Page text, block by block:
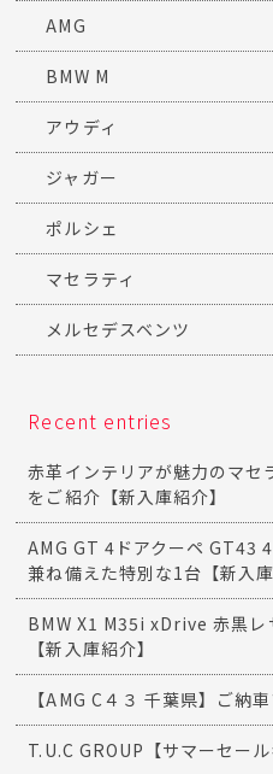
AMG
BMW M
アウディ
ジャガー
ポルシェ
マセラティ
メルセデスベンツ
Recent entries
赤革インテリアが魅力のマセ
をご紹介【新入庫紹介】
AMG GT 4ドアクーペ GT43
兼ね備えた特別な1台【新入庫
BMW X1 M35i xDrive 赤黒レ
【新入庫紹介】
【AMG C４３ 千葉県】ご納
T.U.C GROUP【サマーセー